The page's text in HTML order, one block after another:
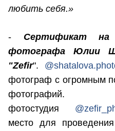
любить себя.»
- Сертификат
фотографа Юлии
"Zefir".
фотограф с огромным
фотостудия
место для